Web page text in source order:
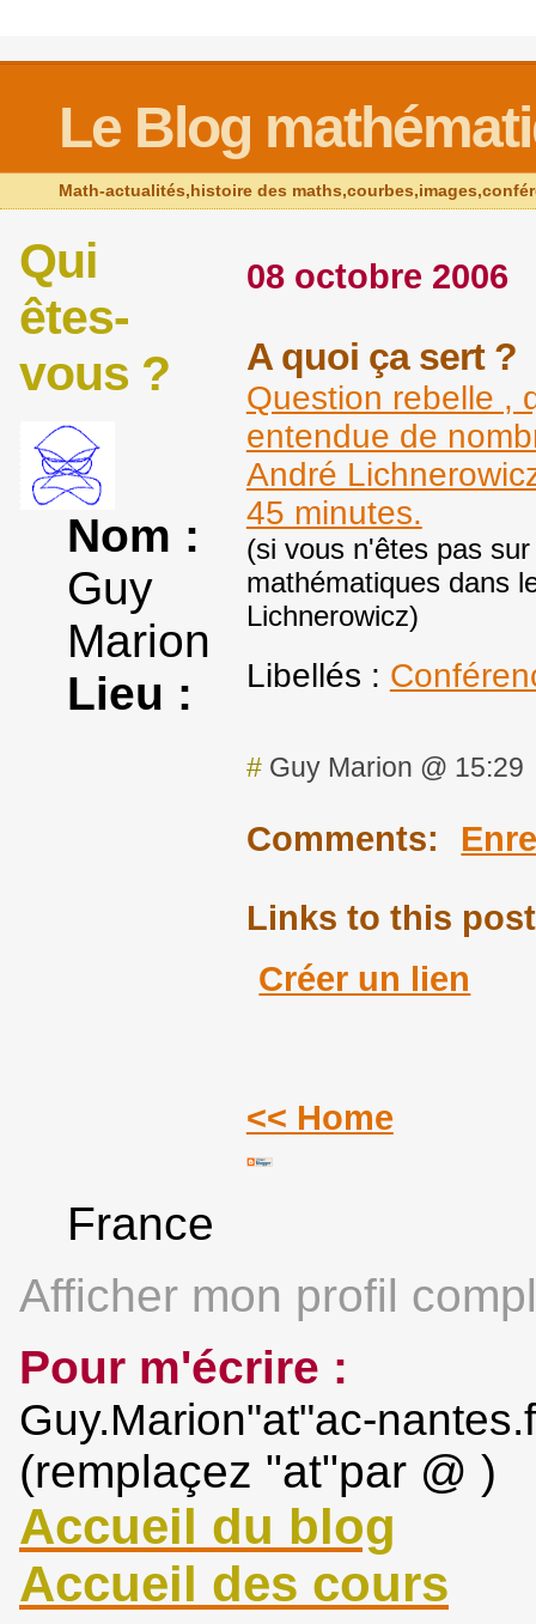
Le Blog
Math-actualités,histoire des
08 octobre 2006
A quoi ça sert ?
Question rebelle ,
entendue de
André
45 minutes.
(si vous n'êtes pas
mathématiques dans
Lichnerowicz)
Libellés :
#Guy Marion @ 15:29
Comments:
Links to this
Créer un lien
<< Home
Qui
êtes-
vous ?
Nom :
Guy
Marion
Lieu :
France
Afficher mon profil
Pour m'écrire :
Guy.Marion"at"ac-
(remplaçez "at"par @ )
Accueil du blog
Accueil des cours